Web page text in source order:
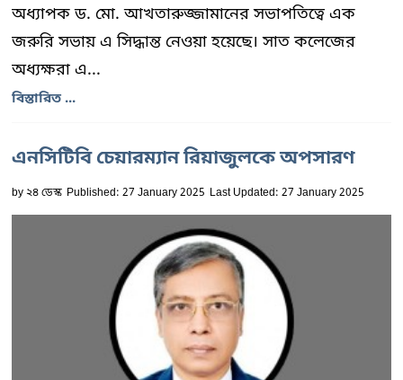
অধ্যাপক ড. মো. আখতারুজ্জামানের সভাপতিত্বে এক
জরুরি সভায় এ সিদ্ধান্ত নেওয়া হয়েছে। সাত কলেজের
অধ্যক্ষরা এ...
বিস্তারিত ...
এনসিটিবি চেয়ারম্যান রিয়াজুলকে অপসারণ
by২৪ ডেস্ক Published: 27 January 2025 Last Updated: 27 January 2025